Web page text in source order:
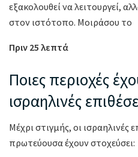
εξακολουθεί να λειτουργεί,
στον ιστότοπο. Μοιράσου το
Πριν 25 λεπτά
Ποιες περιοχές
ισραηλινές
Μέχρι στιγμής, οι ισραηλινές
πρωτεύουσα έχουν στοχεύσει: